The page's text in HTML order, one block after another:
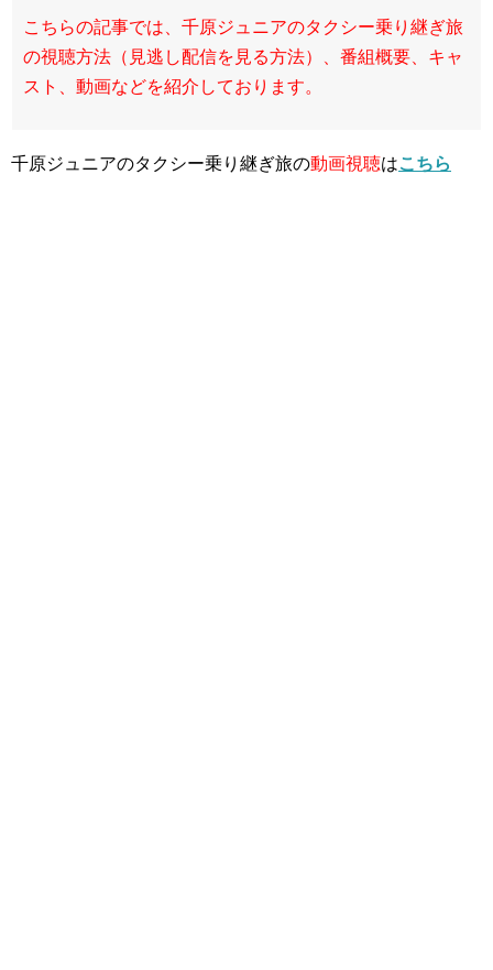
こちらの記事では、千原ジュニアのタクシー乗り継ぎ旅
の視聴方法（見逃し配信を見る方法）、番組概要、キャ
スト、動画などを紹介しております。
千原ジュニアのタクシー乗り継ぎ旅の動画視聴はこちら